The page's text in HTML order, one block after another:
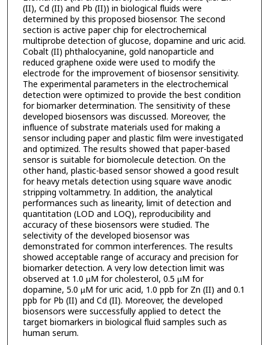
(II), Cd (II) and Pb (II)) in biological fluids were
determined by this proposed biosensor. The second
section is active paper chip for electrochemical
multiprobe detection of glucose, dopamine and uric acid.
Cobalt (II) phthalocyanine, gold nanoparticle and
reduced graphene oxide were used to modify the
electrode for the improvement of biosensor sensitivity.
The experimental parameters in the electrochemical
detection were optimized to provide the best condition
for biomarker determination. The sensitivity of these
developed biosensors was discussed. Moreover, the
influence of substrate materials used for making a
sensor including paper and plastic film were investigated
and optimized. The results showed that paper-based
sensor is suitable for biomolecule detection. On the
other hand, plastic-based sensor showed a good result
for heavy metals detection using square wave anodic
stripping voltammetry. In addition, the analytical
performances such as linearity, limit of detection and
quantitation (LOD and LOQ), reproducibility and
accuracy of these biosensors were studied. The
selectivity of the developed biosensor was
demonstrated for common interferences. The results
showed acceptable range of accuracy and precision for
biomarker detection. A very low detection limit was
observed at 1.0 µM for cholesterol, 0.5 µM for
dopamine, 5.0 µM for uric acid, 1.0 ppb for Zn (II) and 0.1
ppb for Pb (II) and Cd (II). Moreover, the developed
biosensors were successfully applied to detect the
target biomarkers in biological fluid samples such as
human serum.